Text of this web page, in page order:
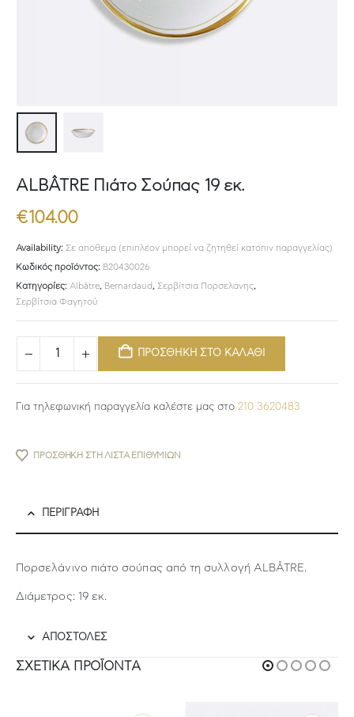
ALBÂTRE Πιάτο Σούπας 19 εκ.
€104.00
Availability: Σε απόθεμα (επιπλέον μπορεί να ζητηθεί κατόπιν παραγγελίας)
Κωδικός προϊόντος: B20430026
Κατηγορίες: Albâtre, Bernardaud, Σερβίτσια Πορσελάνης,
Σερβίτσια Φαγητού
ΠΡΟΣΘΗΚΗ ΣΤΟ ΚΑΛΑΘΙ
Για τηλεφωνική παραγγελία καλέστε μας στο 210 3620483
ΠΡΟΣΘΉΚΗ ΣΤΗ ΛΊΣΤΑ ΕΠΙΘΥΜΙΏΝ
ΠΕΡΙΓΡΑΦΉ
Πορσελάνινο πιάτο σούπας από τη συλλογή ALBÂTRE.
Διάμετρος: 19 εκ.
ΑΠΟΣΤΟΛΕΣ
ΣΧΕΤΙΚΆ ΠΡΟΪΌΝΤΑ